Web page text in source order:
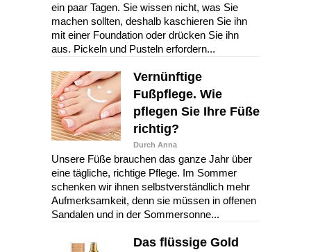
ein paar Tagen. Sie wissen nicht, was Sie
machen sollten, deshalb kaschieren Sie ihn
mit einer Foundation oder drücken Sie ihn
aus. Pickeln und Pusteln erfordern...
Vernünftige
Fußpflege. Wie
pflegen Sie Ihre Füße
richtig?
Durch Anna
Unsere Füße brauchen das ganze Jahr über
eine tägliche, richtige Pflege. Im Sommer
schenken wir ihnen selbstverständlich mehr
Aufmerksamkeit, denn sie müssen in offenen
Sandalen und in der Sommersonne...
Das flüssige Gold